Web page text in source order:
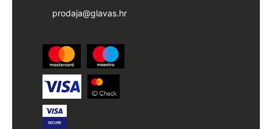
prodaja@glavas.hr